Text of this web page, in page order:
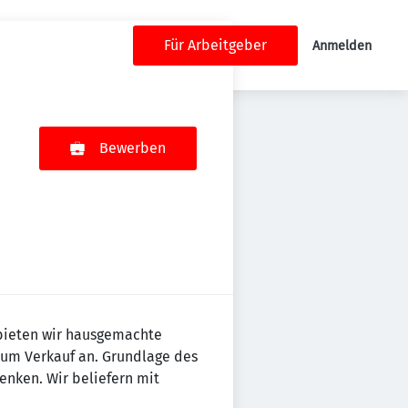
Für Arbeitgeber Anmelden
Bewerben
wir hausgemachte
Verkauf an. Grundlage des
Wir beliefern mit